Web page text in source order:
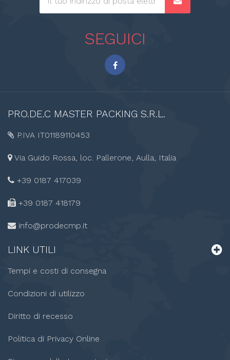
SEGUICI
PRO.DE.C MASTER PACKING S.R.L.
P.IVA IT01189110453
Via Guido Rossa, loc. Pallerone, Aulla, Italia
+39 0187 417039
+39 0187 418179
info@prodecmp.it
LINK UTILI
Tempi e costi di consegna
Condizioni di utilizzo
Diritto di recesso
Politica di Privacy Online